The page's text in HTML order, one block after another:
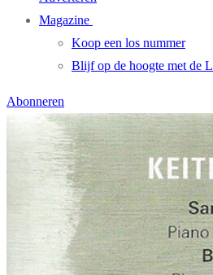
Magazine
Koop een los nummer
Blijf op de hoogte met de
Abonneren